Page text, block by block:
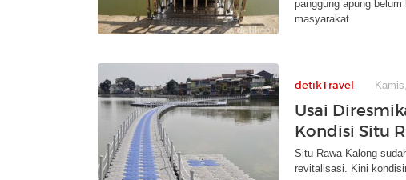
panggung apung
masyarakat.
detikTravel
Usai
Kondisi Situ
Situ Rawa Kalong
revitalisasi. Kini